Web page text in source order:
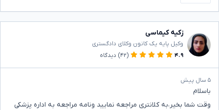
زکیه کیماسی
وکیل پایه یک کانون وکلای دادگستری
۴.۹
(۴۲) دیدگاه
۵ سال پیش
باسلام
وقت شما بخیر،به کلانتری مراجعه نمایید ونامه مراجعه به اداره پزشکی